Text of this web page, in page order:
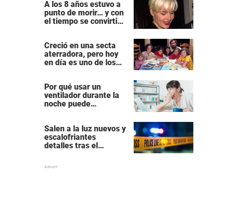
A los 8 años estuvo a
punto de morir… y con
el tiempo se convirtió
Hollywood
Creció en una secta
aterradora, pero hoy
en día es uno de los
Hollywood
Por qué usar un
ventilador durante la
noche puede
Salen a la luz nuevos y
escalofriantes
detalles tras el
de siete miembros